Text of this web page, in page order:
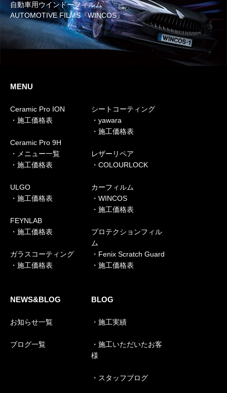
自動車用ウインドーフィルム
AUTOMOTIVE FILMS『WINCOS』
MENU
Ceramic Pro ION
・施工価格表
Ceramic Pro 9H
・メニュー一覧
・施工価格表
ULGO
・施工価格表
FEYNLAB
・施工価格表
ガラスコーティング
・施工価格表
シートコーティング
・yawara
・施工価格表
レザーリペア
・COLOURLOCK
カーフィルム
・WINCOS
・施工価格表
プロテクションフィル
ム
・Fenix Scratch Guard
・施工価格表
NEWS&BLOG
お知らせ一覧
ブログ一覧
BLOG
・施工実績
・施工いただいたお客
様
・スタッフブログ